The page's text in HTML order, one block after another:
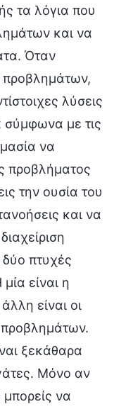
τα λόγια που
και να
Όταν
προβλημάτων,
λύσεις
σύμφωνα με τις
να
προβλήματος
την ουσία του
και να
πτυχές
είναι η
είναι οι
προβλημάτων.
ξεκάθαρα
Μόνο αν
να